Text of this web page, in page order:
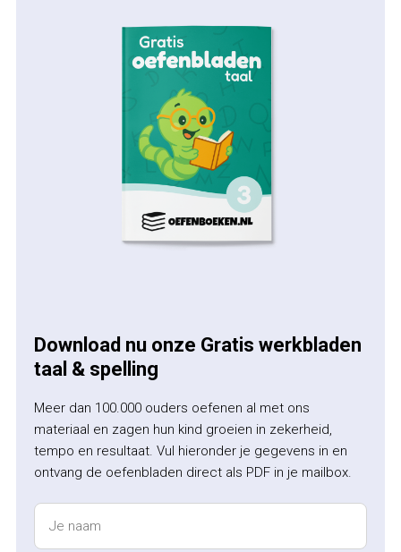
Download nu onze Gratis werkbladen
taal & spelling
Meer dan 100.000 ouders oefenen al met ons
materiaal en zagen hun kind groeien in zekerheid,
tempo en resultaat. Vul hieronder je gegevens in en
ontvang de oefenbladen direct als PDF in je mailbox.